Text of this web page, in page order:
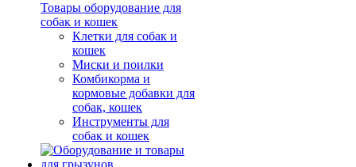
Товары оборудование для
собак и кошек
Клетки для собак и
кошек
Миски и поилки
Комбикорма и
кормовые добавки для
собак, кошек
Инструменты для
собак и кошек